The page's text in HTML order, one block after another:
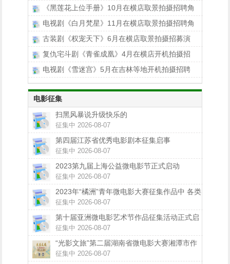
《黑莲花上位手册》10月在横店取景拍摄招聘角
电视剧《白月梵星》11月在横店取景拍摄招聘角
古装剧《权宠天下》6月在横店取景拍摄招募演
复仇宅斗剧《青雀成凰》4月在横店开机拍摄招
电视剧《雪迷宫》5月在吉林等地开机拍摄招聘
电影征集
扫黑风暴说升级快乐的
征集中 2026-08-07
第四届江苏省优秀电影剧本征集启事
征集中 2026-08-07
2023第九届上海公益微电影节正式启动
征集中 2026-08-07
2023年“橘洲”青年微电影大赛征集作品中 各类
大奖等你拿！
征集中 2026-08-07
第十届亚洲微电影艺术节作品征集活动正式启
动
征集中 2026-08-07
“光影文旅”第二届湖南省微电影大赛湘潭市作
品征集正在进行中
征集中 2026-08-07